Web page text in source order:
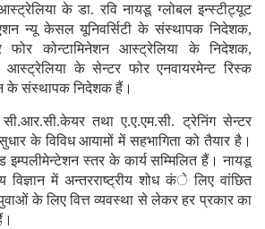
के डा. रवि नायडू ग्लोबल इन्स्टीट्यूट
न्यू केसल यूनिवर्सिटी के संस्थापक निदेशक,
फोर कोन्टामिनेशन आस्ट्रेलिया के निदेशक,
आस्ट्रेलिया के सेन्टर फोर एनवायरमेन्ट रिस्क
के संस्थापक निदेशक हैं।
तथा ए.ए.एम.सी. ट्रेनिंग सेन्टर
के विविध आयामों में सहभागिता को तैयार है।
इम्पलीमेन्टेशन स्तर के कार्य सम्मिलित हैं। नायडू
विज्ञान में अन्तरराष्ट्रीय शोध कंे लिए वांछित
के लिए वित्त व्यवस्था से लेकर हर प्रकार का